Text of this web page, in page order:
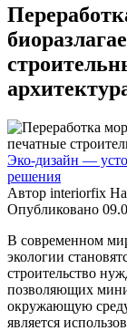
Эко-дизайн —
решения
Автор interiorfix
Опубликовано
В современном
экологии
строительство
позволяющих
окружающую
является